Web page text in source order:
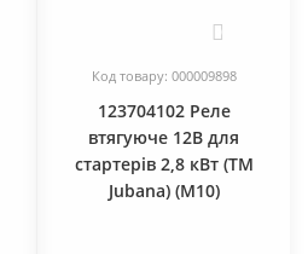
Код товару: 000009898
123704102 Реле
втягуюче 12В для
стартерів 2,8 кВт (TM
Jubana) (М10)